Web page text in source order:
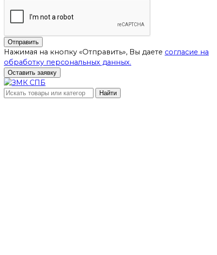
Отправить
Нажимая на кнопку «Отправить», Вы даете согласие на
обработку персональных данных.
Оставить заявку
Найти